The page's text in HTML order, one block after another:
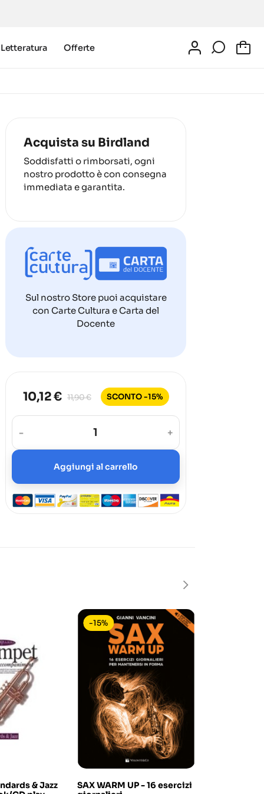
Letteratura Offerte
Acquista su Birdland
Soddisfatti o rimborsati, ogni
nostro prodotto è con consegna
immediata e garantita.
Sul nostro Store puoi acquistare
con Carte Cultura e Carta del
Docente
10,12 € 11,90 € SCONTO -15%
- +
Aggiungi al carrello
& Jazz
SAX WARM UP - 16 esercizi
-15%